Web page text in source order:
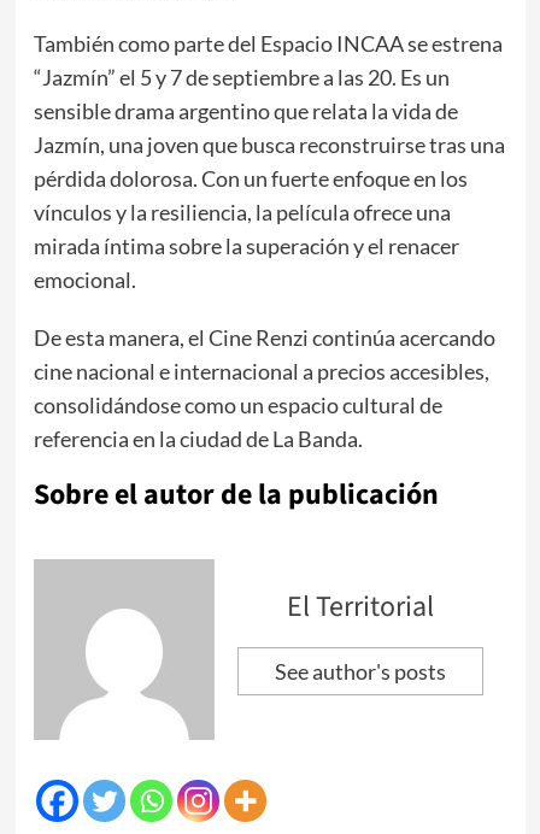
También como parte del Espacio INCAA se estrena
“Jazmín” el 5 y 7 de septiembre a las 20. Es un
sensible drama argentino que relata la vida de
Jazmín, una joven que busca reconstruirse tras una
pérdida dolorosa. Con un fuerte enfoque en los
vínculos y la resiliencia, la película ofrece una
mirada íntima sobre la superación y el renacer
emocional.
De esta manera, el Cine Renzi continúa acercando
cine nacional e internacional a precios accesibles,
consolidándose como un espacio cultural de
referencia en la ciudad de La Banda.
Sobre el autor de la publicación
El Territorial
See author's posts